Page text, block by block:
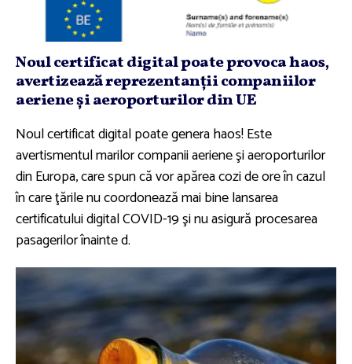
Noul certificat digital poate provoca haos,
avertizează reprezentanţii companiilor
aeriene şi aeroporturilor din UE
Noul certificat digital poate genera haos! Este
avertismentul marilor companii aeriene şi aeroporturilor
din Europa, care spun că vor apărea cozi de ore în cazul
în care ţările nu coordonează mai bine lansarea
certificatului digital COVID-19 şi nu asigură procesarea
pasagerilor înainte d.